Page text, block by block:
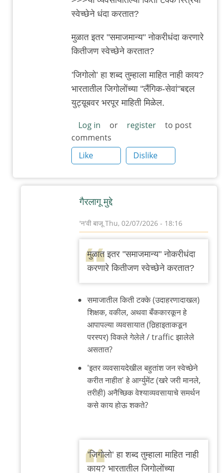
reply
.
by
बाजू
स्वेच्छेने धंदा करतात?
मुळात इतर "समाजमान्य" नोकरीधंदा करणारे
कितीजण स्वेच्छेने करतात?
’जिगोलो’ हा शब्द तुम्हाला माहित नाही काय?
भारतातील जिगोलोंच्या "लैंगिक-सेवां"बद्दल
युट्य़ूबवर भरपूर माहिती मिळेल.
Log in or register
to post
comments
Like
Dislike
गैरलागू मुद्दे
'न'वी बाजू Thu, 02/07/2026 - 18:16
In
reply
to
किती…
तर्कतीर्थ
मुळात इतर "समाजमान्य" नोकरीधंदा
करणारे कितीजण स्वेच्छेने करतात?
समाजातील किती टक्के (उदाहरणादाखल)
शिक्षक, वकील, अथवा बँककारकून हे
आपापल्या व्यवसायात (तिर्‍हाइताकडून
परस्पर) विकले गेलेले / traffic झालेले
असतात?
'इतर व्यवसायदेखील बहुतांश जन स्वेच्छेने
करीत नाहीत' हे आर्ग्युमेंट (खरे जरी मानले,
तरीही) अनैच्छिक वेश्याव्यवसायाचे समर्थन
कसे काय होऊ शकते?
’जिगोलो’ हा शब्द तुम्हाला माहित नाही
काय? भारतातील जिगोलोंच्या